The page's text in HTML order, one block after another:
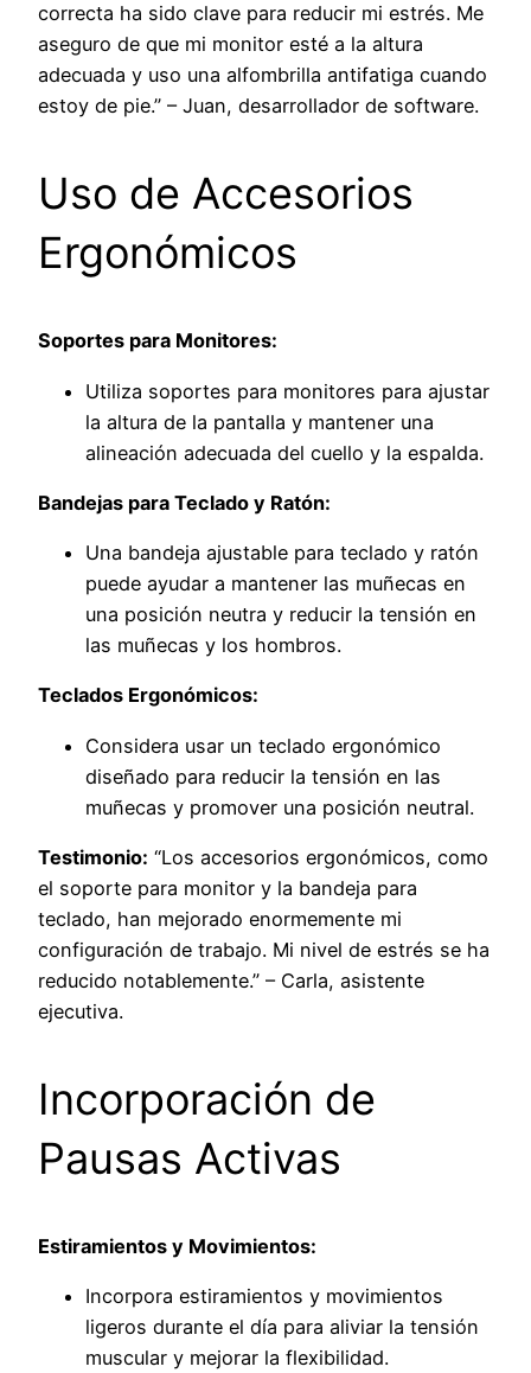
correcta ha sido clave para reducir mi estrés. Me
aseguro de que mi monitor esté a la altura
adecuada y uso una alfombrilla antifatiga cuando
estoy de pie.” – Juan, desarrollador de software.
Uso de Accesorios
Ergonómicos
Soportes para Monitores:
Utiliza soportes para monitores para ajustar
la altura de la pantalla y mantener una
alineación adecuada del cuello y la espalda.
Bandejas para Teclado y Ratón:
Una bandeja ajustable para teclado y ratón
puede ayudar a mantener las muñecas en
una posición neutra y reducir la tensión en
las muñecas y los hombros.
Teclados Ergonómicos:
Considera usar un teclado ergonómico
diseñado para reducir la tensión en las
muñecas y promover una posición neutral.
Testimonio: “Los accesorios ergonómicos, como
el soporte para monitor y la bandeja para
teclado, han mejorado enormemente mi
configuración de trabajo. Mi nivel de estrés se ha
reducido notablemente.” – Carla, asistente
ejecutiva.
Incorporación de
Pausas Activas
Estiramientos y Movimientos:
Incorpora estiramientos y movimientos
ligeros durante el día para aliviar la tensión
muscular y mejorar la flexibilidad.